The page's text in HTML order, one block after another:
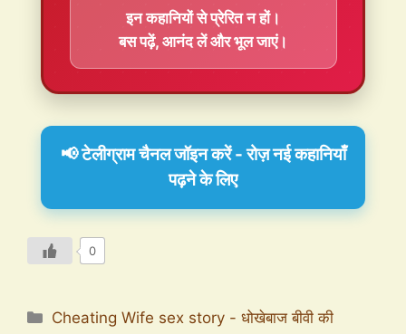
इन कहानियों से प्रेरित न हों।
बस पढ़ें, आनंद लें और भूल जाएं।
📢 टेलीग्राम चैनल जॉइन करें - रोज़ नई कहानियाँ
पढ़ने के लिए
0
Cheating Wife sex story - धोखेबाज बीवी की